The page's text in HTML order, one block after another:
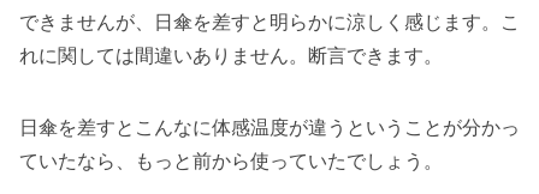
できませんが、日傘を差すと明らかに涼しく感じます。こ
れに関しては間違いありません。断言できます。
日傘を差すとこんなに体感温度が違うということが分かっ
ていたなら、もっと前から使っていたでしょう。